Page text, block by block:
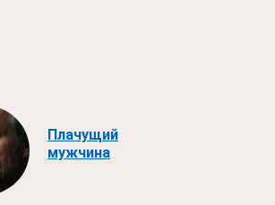
Плачущий
мужчина